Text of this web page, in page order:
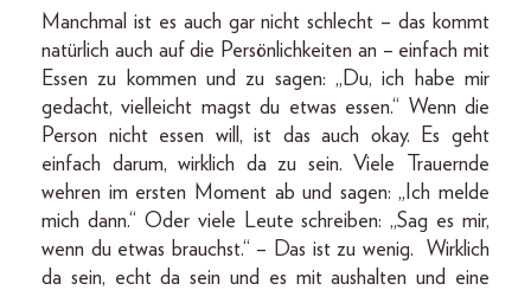
Manchmal ist es auch gar nicht schlecht – das kommt
natürlich auch auf die Persönlichkeiten an – einfach mit
Essen zu kommen und zu sagen: „Du, ich habe mir
gedacht, vielleicht magst du etwas essen.“ Wenn die
Person nicht essen will, ist das auch okay. Es geht
einfach darum, wirklich da zu sein. Viele Trauernde
wehren im ersten Moment ab und sagen: „Ich melde
mich dann.“ Oder viele Leute schreiben: „Sag es mir,
wenn du etwas brauchst.“ – Das ist zu wenig. Wirklich
da sein, echt da sein und es mit aushalten und eine